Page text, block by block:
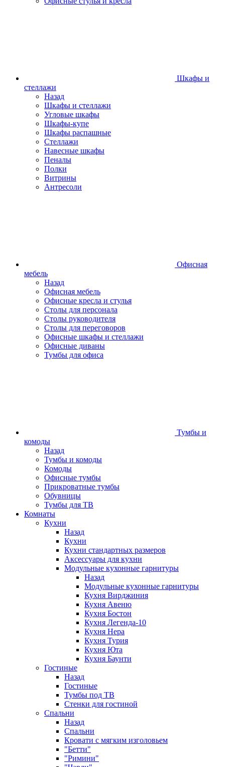
Шкафы и
стеллажи
Назад
Шкафы и стеллажи
Угловые шкафы
Шкафы-купе
Шкафы распашные
Стеллажи
Навесные шкафы
Пеналы
Полки
Витрины
Антресоли
Офисная
мебель
Назад
Офисная мебель
Офисные кресла и стулья
Столы для персонала
Столы руководителя
Столы для переговоров
Офисные шкафы и стеллажи
Офисные диваны
Тумбы для офиса
Тумбы и
комоды
Назад
Тумбы и комоды
Комоды
Офисные тумбы
Прикроватные тумбы
Обувницы
Тумбы для ТВ
Комнаты
Кухни
Назад
Кухни
Кухни стандартных размеров
Аксессуары для кухни
Модульные кухонные гарнитуры
Назад
Модульные кухонные гарнитуры
Кухня Вирджиния
Кухня Авеню
Кухня Бостон
Кухня Легенда-10
Кухня Нера
Кухня Турия
Кухня Юта
Кухня Баунти
Гостиные
Назад
Гостиные
Тумбы под ТВ
Стенки для гостиной
Спальни
Назад
Спальни
Кровати с мягким изголовьем
"Бетти"
"Римини"